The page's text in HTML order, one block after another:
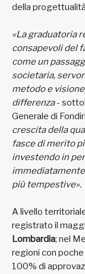
della
«La graduatoria
consapevoli del
come un
societaria,
metodo e
differenza-
Generale di
crescita della
fasce di merito
investendo in
più tempestive».
A livello
registrato il
Lombardia; nel
regioni con
100% di